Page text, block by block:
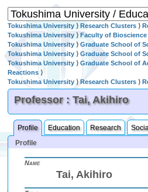
Tokushima University ⟩Research Clusters ⟩
Tokushima University ⟩Faculty of
Tokushima University⟩Graduate School of
Tokushima University ⟩Graduate School of
Tokushima University ⟩Graduate School of
Reactions ⟩
Tokushima University ⟩Research Clusters ⟩
Professor : Tai, Akihiro
Profile Education Research
Profile
Name
Tai, Akihiro